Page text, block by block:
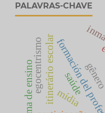
PALAVRAS-CHAVE
formación
itinerário escolar saúde
egocentrismo
sistema de ensino mídia